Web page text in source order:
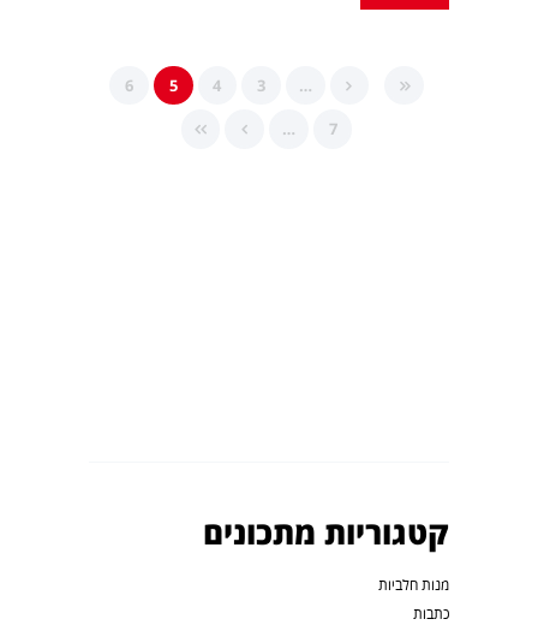
…
3
4
5
6
7
…
קטגוריות מתכונים
מנות חלביות
כתבות